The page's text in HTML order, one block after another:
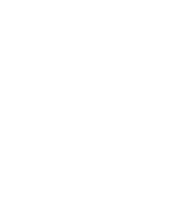
Canalejas, Cristino
(abajo), Juan
En el barrio de los
Señora de los